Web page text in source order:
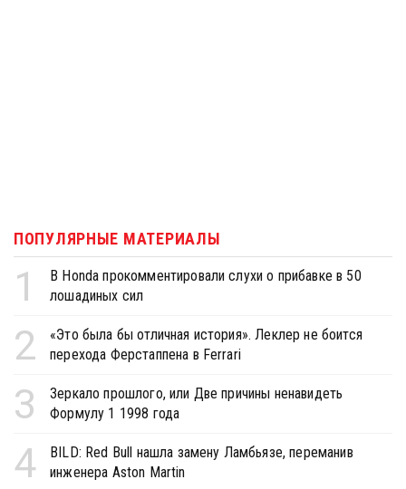
ПОПУЛЯРНЫЕ МАТЕРИАЛЫ
1
В Honda прокомментировали слухи о прибавке в 50
лошадиных сил
2
«Это была бы отличная история». Леклер не боится
перехода Ферстаппена в Ferrari
3
Зеркало прошлого, или Две причины ненавидеть
Формулу 1 1998 года
4
BILD: Red Bull нашла замену Ламбьязе, переманив
инженера Aston Martin